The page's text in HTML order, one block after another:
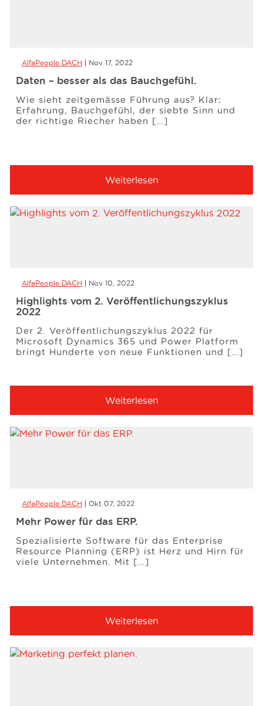
AlfaPeople DACH Nov 17, 2022
Daten – besser als das Bauchgefühl.
Wie sieht zeitgemässe Führung aus? Klar:
Erfahrung, Bauchgefühl, der siebte Sinn und
der richtige Riecher haben […]
Weiterlesen
AlfaPeople DACH Nov 10, 2022
Highlights vom 2. Veröffentlichungszyklus
2022
Der 2. Veröffentlichungszyklus 2022 für
Microsoft Dynamics 365 und Power Platform
bringt Hunderte von neue Funktionen und […]
Weiterlesen
AlfaPeople DACH Okt 07, 2022
Mehr Power für das ERP.
Spezialisierte Software für das Enterprise
Resource Planning (ERP) ist Herz und Hirn für
viele Unternehmen. Mit […]
Weiterlesen
Über uns